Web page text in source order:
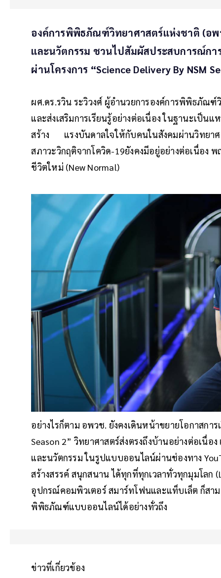
องค์การพิพิธภัณฑ์วิทยาศาสตร์แห่งชาติ (อพ
และนวัตกรรม ชวนไปสัมผัสประสบการณ์กา
ผ่านโครงการ “Science Delivery By NSM
ผศ.ดร.รวิน ระวิวงศ์ ผู้อำนวยการองค์การพิพิธภัณ
และส่งเสริมการเรียนรู้อย่างต่อเนื่อง ในฐานะเป็น
สร้าง แรงบันดาลใจให้กับคนในสังคมผ่านวิทยาศ
สภาวะวิกฤติจากโควิด-19ยังคงมีอยู่อย่างต่อเนื่อง
ชีวิตใหม่ (New Normal)
อย่างไรก็ตาม อพวช. ยังคงเดินหน้าขยายโอกาสการ
Season 2” วิทยาศาสตร์ส่งตรงถึงบ้านอย่างต่อเนื่อ
และนวัตกรรม ในรูปแบบออนไลน์ผ่านช่องทาง
สร้างสรรค์ สนุกสนาน ได้ทุกที่ทุกเวลาทั่วทุกมุมโลก
อุปกรณ์คอมพิวเตอร์ สมาร์ทโฟนและแท็บเล็ต ก็สา
พิพิธภัณฑ์แบบออนไลน์ได้อย่างทั่วถึง
ข่าวที่เกี่ยวข้อง